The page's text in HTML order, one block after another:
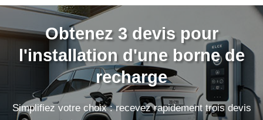
Obtenez 3 devis pour
l'installation d'une borne de
recharge
Simplifiez votre choix : recevez rapidement trois devis